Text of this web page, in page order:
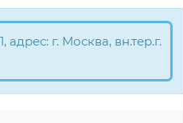
г. Москва, вн.тер.г.